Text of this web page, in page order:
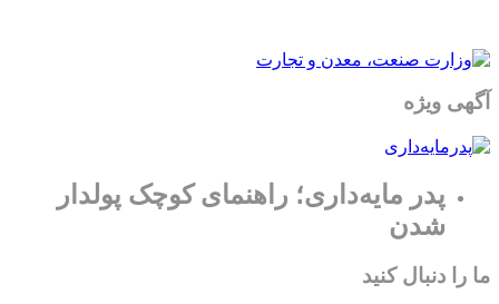
آگهی ویژه
پدر مایه‌داری؛ راهنمای کوچک پولدار
شدن
ما را دنبال کنید